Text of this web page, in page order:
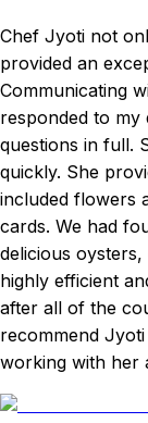
Chef Jyoti not
provided an
Communicating
responded to my
questions in full.
quickly. She
included flowers
cards. We had
delicious
highly efficient
after all of the
recommend
working with her